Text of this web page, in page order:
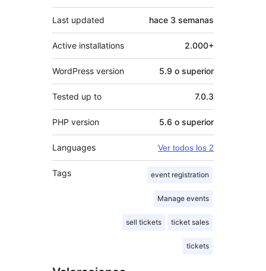
Last updated hace 3 semanas
Active installations 2.000+
WordPress version 5.9 o superior
Tested up to 7.0.3
PHP version 5.6 o superior
Languages Ver todos los 2
Tags event registration
Manage events
sell tickets ticket sales
tickets